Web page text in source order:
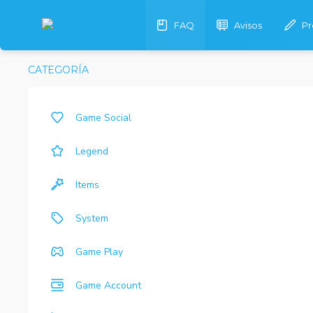
FAQ Avisos
CATEGORÍA
Game Social
Legend
Items
System
Game Play
Game Account